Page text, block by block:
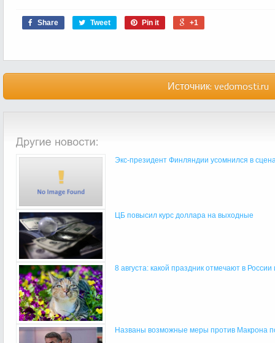
Share Tweet Pin it +1
Источник: vedomosti.ru
Экс-президент Финляндии усомнился в
ЦБ повысил курс доллара на выходные
8 августа: какой праздник отмечают в
Названы возможные меры против Макрона